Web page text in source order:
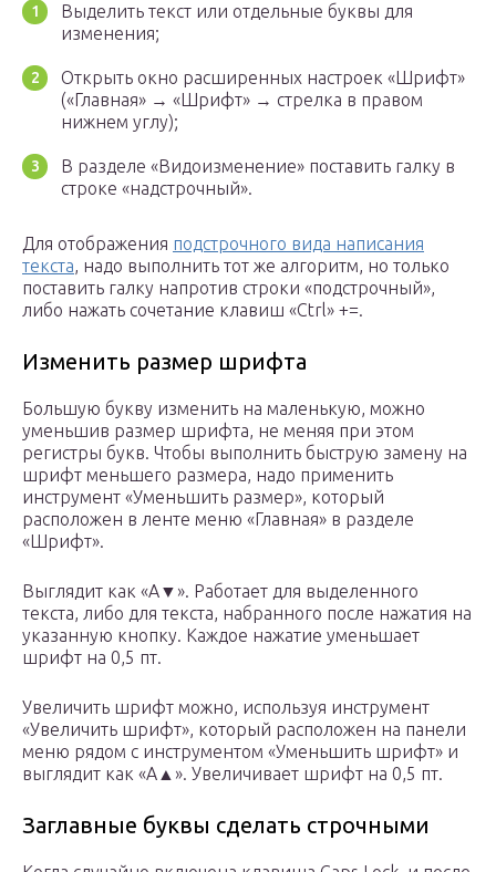
Выделить текст или отдельные буквы для
изменения;
Открыть окно расширенных настроек «Шрифт»
(«Главная» → «Шрифт» → стрелка в правом
нижнем углу);
В разделе «Видоизменение» поставить галку в
строке «надстрочный».
Для отображения подстрочного вида написания
текста, надо выполнить тот же алгоритм, но только
поставить галку напротив строки «подстрочный»,
либо нажать сочетание клавиш «Ctrl» +=.
Изменить размер шрифта
Большую букву изменить на маленькую, можно
уменьшив размер шрифта, не меняя при этом
регистры букв. Чтобы выполнить быструю замену на
шрифт меньшего размера, надо применить
инструмент «Уменьшить размер», который
расположен в ленте меню «Главная» в разделе
«Шрифт».
Выглядит как «А▼». Работает для выделенного
текста, либо для текста, набранного после нажатия на
указанную кнопку. Каждое нажатие уменьшает
шрифт на 0,5 пт.
Увеличить шрифт можно, используя инструмент
«Увеличить шрифт», который расположен на панели
меню рядом с инструментом «Уменьшить шрифт» и
выглядит как «А▲». Увеличивает шрифт на 0,5 пт.
Заглавные буквы сделать строчными